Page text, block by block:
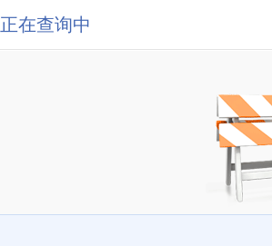
正在查询中